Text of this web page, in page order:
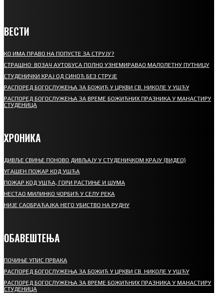
ВЕСТИ
КО ИМА ПРАВО НА ПОПУСТЕ ЗА СТРУЈУ?
СТРАШНО: ВОЗАЧ АУТОБУСА ПОЛНО УЗНЕМИРАВАО МАЛОЛЕТНУ ПУТНИЦУ
СТУДЕНИЧКИ КРАЈ ОД СИНОЋ БЕЗ СТРУЈЕ
РАСПОРЕД БОГОСЛУЖЕЊА ЗА БОЖИЋ У ЦРКВИ СВ. НИКОЛЕ У УШЋУ
РАСПОРЕД БОГОСЛУЖЕЊА ЗА ВРЕМЕ БОЖИЋНИХ ПРАЗНИКА У МАНАСТИРУ
СТУДЕНИЦА
ХРОНИКА
ДИВЉЕ СВИЊЕ ПОНОВО ДИВЉАЈУ У СТУДЕНИЧКОМ КРАЈУ (ВИДЕО)
УГАШЕН ПОЖАР КОД УШЋА
ПОЖАР КОД УШЋА, ГОРИ РАСТИЊЕ И ШУМА
НЕСТАО МИЛИНКО ЧОРБИЋ У СЕЛУ РЕКА
НИЈЕ САОБРАЋАЈКА НЕГО УБИСТВО НА РУДНУ
ОБАВЕШТЕЊА
ПОЧИЊЕ УПИС ПРВАКА
РАСПОРЕД БОГОСЛУЖЕЊА ЗА БОЖИЋ У ЦРКВИ СВ. НИКОЛЕ У УШЋУ
РАСПОРЕД БОГОСЛУЖЕЊА ЗА ВРЕМЕ БОЖИЋНИХ ПРАЗНИКА У МАНАСТИРУ
СТУДЕНИЦА